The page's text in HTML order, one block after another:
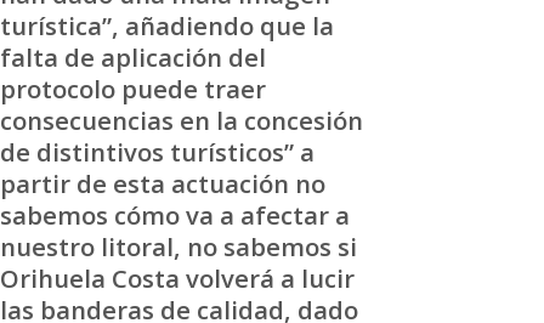
turística”, añadiendo que la
falta de aplicación del
protocolo puede traer
consecuencias en la concesión
de distintivos turísticos” a
partir de esta actuación no
sabemos cómo va a afectar a
nuestro litoral, no sabemos si
Orihuela Costa volverá a lucir
las banderas de calidad, dado